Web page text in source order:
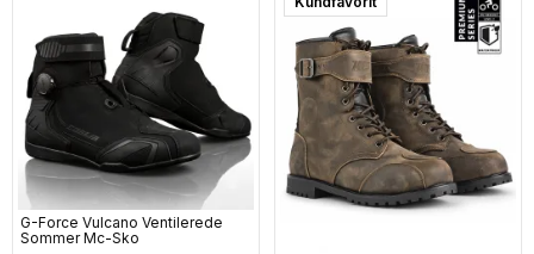
G-Force Vulcano Ventilerede
Sommer Mc-Sko